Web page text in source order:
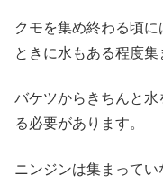
クモを集め終わる頃
ときに水もある程度集
バケツからきちんと
る必要があります。
ニンジンは集まって